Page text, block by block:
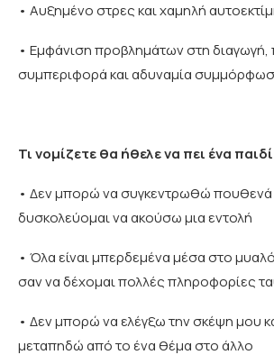
• Αυξημένο στρες και χαμηλή
• Εμφάνιση προβλημάτων στη διαγωγή,
συμπεριφορά και αδυναμία
Τι νομίζετε θα ήθελε να πει ένα
• Δεν μπορώ να συγκεντρωθώ πουθενά
δυσκολεύομαι να ακούσω μια εντολή
• Όλα είναι μπερδεμένα μέσα στο
σαν να δέχομαι πολλές πληροφορίες
• Δεν μπορώ να ελέγξω την σκέψη μου
μεταπηδώ από το ένα θέμα στο άλλο